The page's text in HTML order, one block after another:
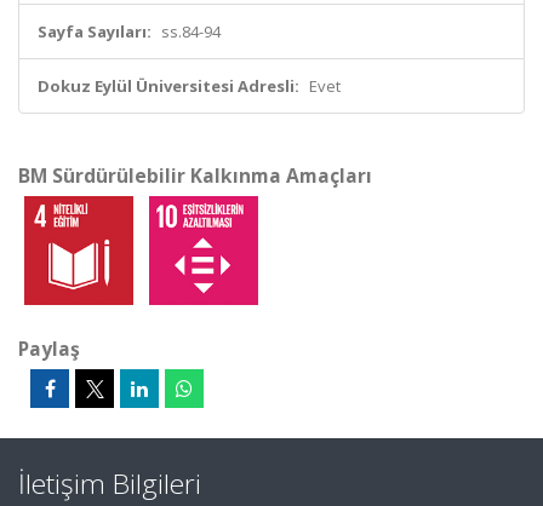
Sayfa Sayıları: ss.84-94
Dokuz Eylül Üniversitesi Adresli: Evet
BM Sürdürülebilir Kalkınma Amaçları
Paylaş
İletişim Bilgileri